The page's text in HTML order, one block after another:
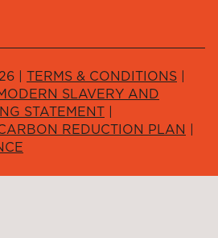
| TERMS & CONDITIONS |
SLAVERY AND
STATEMENT |
REDUCTION PLAN |